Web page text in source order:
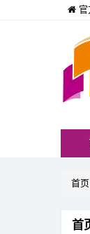
首页
首